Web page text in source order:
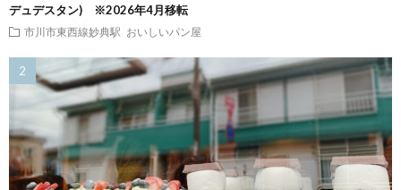
デュデスタン) ※2026年4月移転
市川市東西線妙典駅 おいしいパン屋